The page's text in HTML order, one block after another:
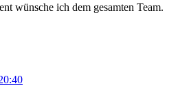
wünsche ich dem gesamten Team.